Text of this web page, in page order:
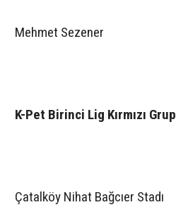
Mehmet Sezener
K-Pet Birinci Lig Kırmızı Grup
Çatalköy Nihat Bağcıer Stadı